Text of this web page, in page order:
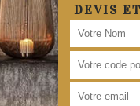
DEVIS